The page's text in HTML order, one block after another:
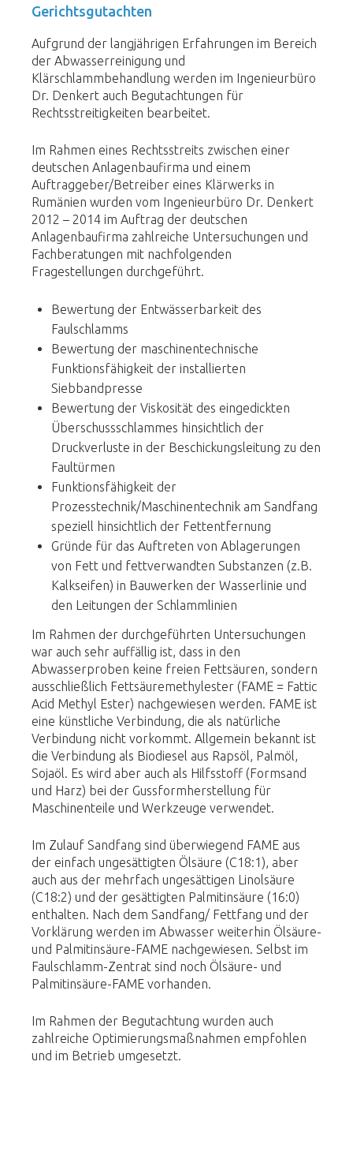
Gerichtsgutachten
Aufgrund der langjährigen Erfahrungen im Bereich
der Abwasserreinigung und
Klärschlammbehandlung werden im Ingenieurbüro
Dr. Denkert auch Begutachtungen für
Rechtsstreitigkeiten bearbeitet.
Im Rahmen eines Rechtsstreits zwischen einer
deutschen Anlagenbaufirma und einem
Auftraggeber/Betreiber eines Klärwerks in
Rumänien wurden vom Ingenieurbüro Dr. Denkert
2012 – 2014 im Auftrag der deutschen
Anlagenbaufirma zahlreiche Untersuchungen und
Fachberatungen mit nachfolgenden
Fragestellungen durchgeführt.
Bewertung der Entwässerbarkeit des
Faulschlamms
Bewertung der maschinentechnische
Funktionsfähigkeit der installierten
Siebbandpresse
Bewertung der Viskosität des eingedickten
Überschussschlammes hinsichtlich der
Druckverluste in der Beschickungsleitung zu den
Faultürmen
Funktionsfähigkeit der
Prozesstechnik/Maschinentechnik am Sandfang
speziell hinsichtlich der Fettentfernung
Gründe für das Auftreten von Ablagerungen
von Fett und fettverwandten Substanzen (z.B.
Kalkseifen) in Bauwerken der Wasserlinie und
den Leitungen der Schlammlinien
Im Rahmen der durchgeführten Untersuchungen
war auch sehr auffällig ist, dass in den
Abwasserproben keine freien Fettsäuren, sondern
ausschließlich Fettsäuremethylester (FAME = Fattic
Acid Methyl Ester) nachgewiesen werden. FAME ist
eine künstliche Verbindung, die als natürliche
Verbindung nicht vorkommt. Allgemein bekannt ist
die Verbindung als Biodiesel aus Rapsöl, Palmöl,
Sojaöl. Es wird aber auch als Hilfsstoff (Formsand
und Harz) bei der Gussformherstellung für
Maschinenteile und Werkzeuge verwendet.
Im Zulauf Sandfang sind überwiegend FAME aus
der einfach ungesättigten Ölsäure (C18:1), aber
auch aus der mehrfach ungesättigen Linolsäure
(C18:2) und der gesättigten Palmitinsäure (16:0)
enthalten. Nach dem Sandfang/ Fettfang und der
Vorklärung werden im Abwasser weiterhin Ölsäure-
und Palmitinsäure-FAME nachgewiesen. Selbst im
Faulschlamm-Zentrat sind noch Ölsäure- und
Palmitinsäure-FAME vorhanden.
Im Rahmen der Begutachtung wurden auch
zahlreiche Optimierungsmaßnahmen empfohlen
und im Betrieb umgesetzt.